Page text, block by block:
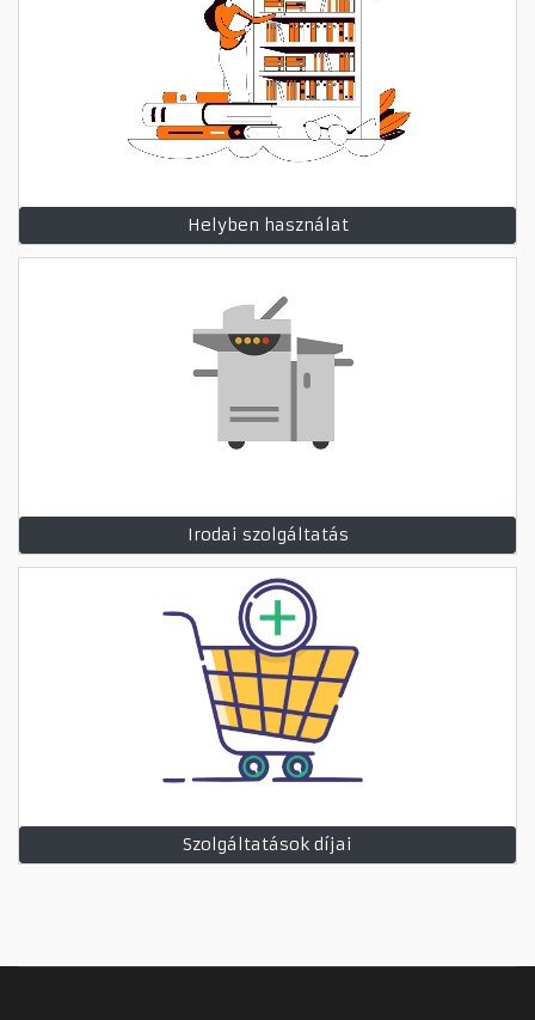
Helyben használat
Irodai szolgáltatás
Szolgáltatások díjai